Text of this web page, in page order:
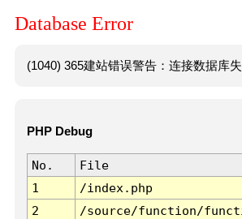
Database Error
(1040) 365建站错误警告：连接数据库
PHP Debug
No. File
1
/index.php
2
/source/function/